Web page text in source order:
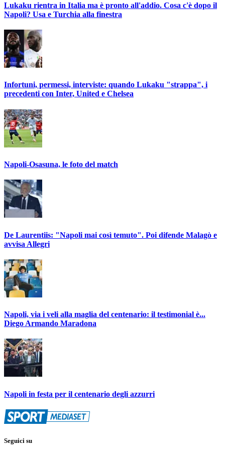
Lukaku rientra in Italia ma è pronto all'addio. Cosa c'è dopo il
Napoli? Usa e Turchia alla finestra
Infortuni, permessi, interviste: quando Lukaku "strappa", i
precedenti con Inter, United e Chelsea
Napoli-Osasuna, le foto del match
De Laurentiis: "Napoli mai così temuto". Poi difende Malagò e
avvisa Allegri
Napoli, via i veli alla maglia del centenario: il testimonial è...
Diego Armando Maradona
Napoli in festa per il centenario degli azzurri
Seguici su